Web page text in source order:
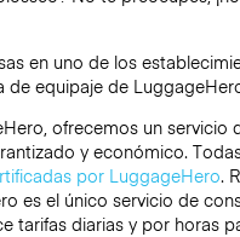
en uno de los
de equipaje de
ofrecemos un servicio
y económico.
por LuggageHero.
es el único servicio de
tarifas diarias y por horas